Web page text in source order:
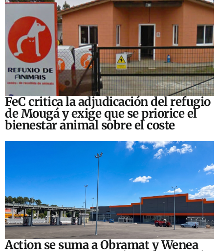
FeC critica la adjudicación del refugio
de Mougá y exige que se priorice el
bienestar animal sobre el coste
Action se suma a Obramat y Wenea